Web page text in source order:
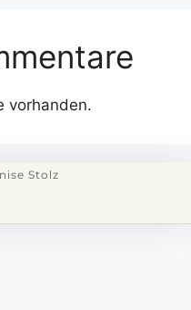
vorhanden.
Stolz